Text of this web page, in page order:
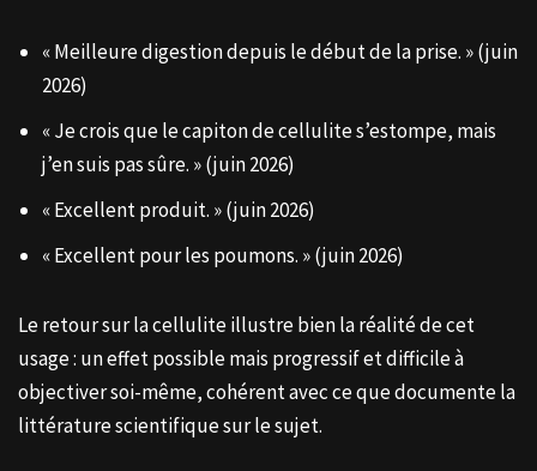
« Meilleure digestion depuis le début de la prise. » (juin
2026)
« Je crois que le capiton de cellulite s’estompe, mais
j’en suis pas sûre. » (juin 2026)
« Excellent produit. » (juin 2026)
« Excellent pour les poumons. » (juin 2026)
Le retour sur la cellulite illustre bien la réalité de cet
usage : un effet possible mais progressif et difficile à
objectiver soi-même, cohérent avec ce que documente la
littérature scientifique sur le sujet.